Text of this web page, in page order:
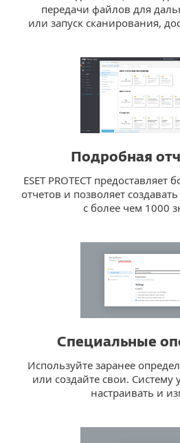
передачи файлов для
или запуск сканирования,
Подробная
ESET PROTECT
отчетов и позволяет
с более чем 1000
Специальные
Используйте заранее
или создайте свои. Систему
настраивать и